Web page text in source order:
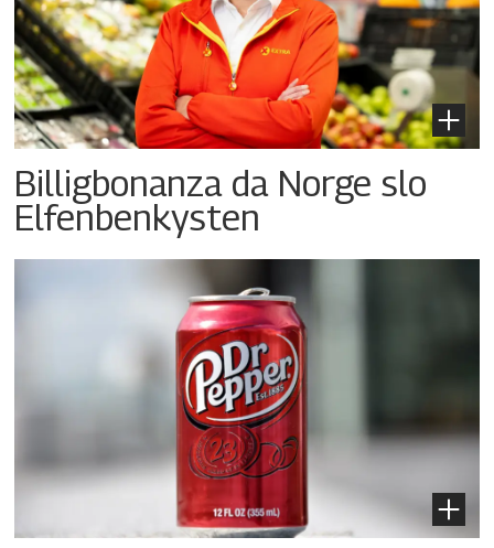
Billigbonanza da Norge slo
Elfenbenkysten